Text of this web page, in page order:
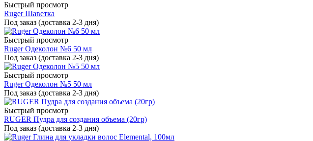
Быстрый просмотр
Ruger Шаветка
Под заказ (доставка 2-3 дня)
Быстрый просмотр
Ruger Одеколон №6 50 мл
Под заказ (доставка 2-3 дня)
Быстрый просмотр
Ruger Одеколон №5 50 мл
Под заказ (доставка 2-3 дня)
Быстрый просмотр
RUGER Пудра для создания объема (20гр)
Под заказ (доставка 2-3 дня)